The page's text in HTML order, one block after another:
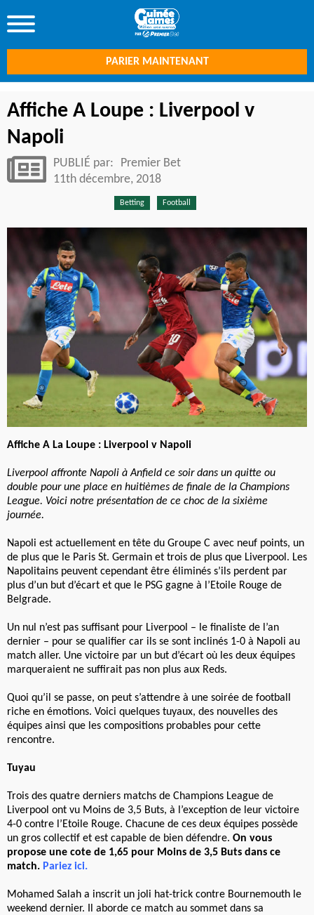
PARIER MAINTENANT
Affiche A Loupe : Liverpool v
Napoli
PUBLIÉ par:
Premier Bet
11th décembre, 2018
Betting Football
Affiche A La Loupe : Liverpool v Napoli
Liverpool affronte Napoli à Anfield ce soir dans un quitte ou
double pour une place en huitièmes de finale de la Champions
League. Voici notre présentation de ce choc de la sixième
journée.
Napoli est actuellement en tête du Groupe C avec neuf points, un
de plus que le Paris St. Germain et trois de plus que Liverpool. Les
Napolitains peuvent cependant être éliminés s’ils perdent par
plus d’un but d’écart et que le PSG gagne à l’Etoile Rouge de
Belgrade.
Un nul n’est pas suffisant pour Liverpool – le finaliste de l’an
dernier – pour se qualifier car ils se sont inclinés 1-0 à Napoli au
match aller. Une victoire par un but d’écart où les deux équipes
marqueraient ne suffirait pas non plus aux Reds.
Quoi qu’il se passe, on peut s’attendre à une soirée de football
riche en émotions. Voici quelques tuyaux, des nouvelles des
équipes ainsi que les compositions probables pour cette
rencontre.
Tuyau
Trois des quatre derniers matchs de Champions League de
Liverpool ont vu Moins de 3,5 Buts, à l’exception de leur victoire
4-0 contre l’Etoile Rouge. Chacune de ces deux équipes possède
un gros collectif et est capable de bien défendre. On vous
propose une cote de 1,65 pour Moins de 3,5 Buts dans ce
match. Pariez ici.
Mohamed Salah a inscrit un joli hat-trick contre Bournemouth le
weekend dernier. Il aborde ce match au sommet dans sa